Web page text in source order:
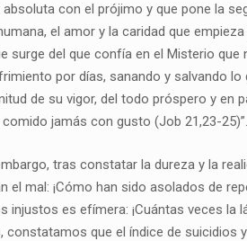
con el prójimo y que pone la
el amor y la caridad que
del que confía en el Misterio
por días, sanando y salvando
de su vigor, del todo próspero y en
jamás con gusto (Job 21,23-25)”.
tras constatar la dureza y la
mal: ¡Cómo han sido asolados de
es efímera: ¡Cuántas veces
que el índice de